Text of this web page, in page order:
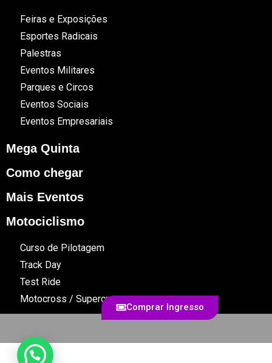
Comprar Ingresso
Feiras e Exposições
Esportes Radicais
Palestras
Eventos Militares
Parques e Circos
Eventos Sociais
Eventos Empresariais
Mega Quinta
Como chegar
Mais Eventos
Motociclismo
Curso de Pilotagem
Track Day
Test Ride
Motocross / Supercross